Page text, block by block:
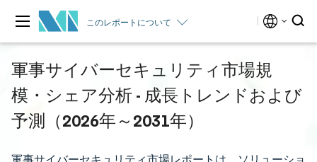
このレポートについて
軍事サイバーセキュリティ市場規
模・シェア分析 - 成長トレンドおよび
予測（2026年～2031年）